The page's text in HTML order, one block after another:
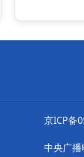
京ICP备
中央广